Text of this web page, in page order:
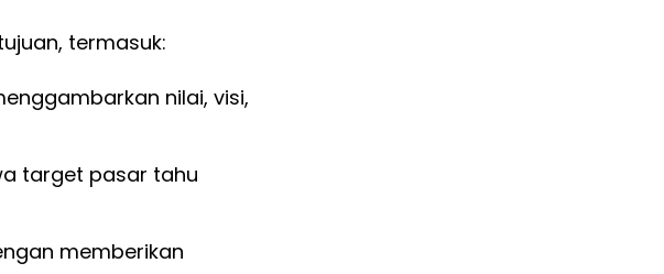
termasuk:
nilai, visi,
target pasar tahu
memberikan